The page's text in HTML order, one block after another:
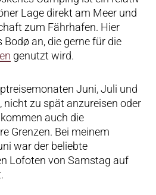
Lage direkt am Meer und
zum Fährhafen. Hier
an, die gerne für die
genutzt wird.
Juni, Juli und
zu spät anzureisen oder
auch die
Grenzen. Bei meinem
war der beliebte
Lofoten von Samstag auf